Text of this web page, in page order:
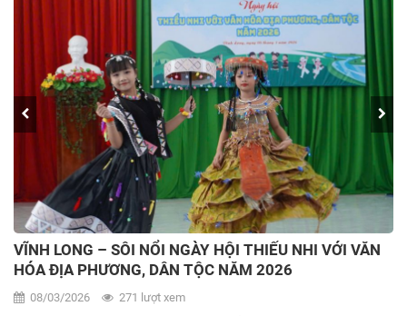
VĨNH LONG – SÔI NỔI NGÀY HỘI THIẾU NHI VỚI VĂN
HÓA ĐỊA PHƯƠNG, DÂN TỘC NĂM 2026
08/03/2026 271 lượt xem